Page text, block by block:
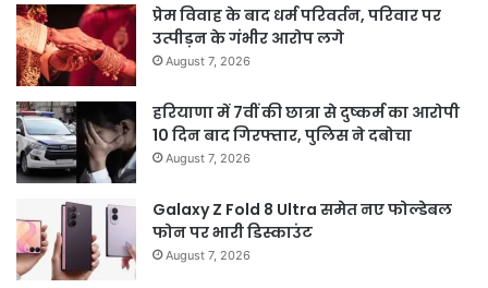
प्रेम विवाह के बाद धर्म परिवर्तन, परिवार पर
उत्पीड़न के गंभीर आरोप लगे
August 7, 2026
हरियाणा में 7वीं की छात्रा से दुष्कर्म का आरोपी
10 दिन बाद गिरफ्तार, पुलिस ने दबोचा
August 7, 2026
Galaxy Z Fold 8 Ultra समेत नए फोल्डेबल
फोन पर भारी डिस्काउंट
August 7, 2026